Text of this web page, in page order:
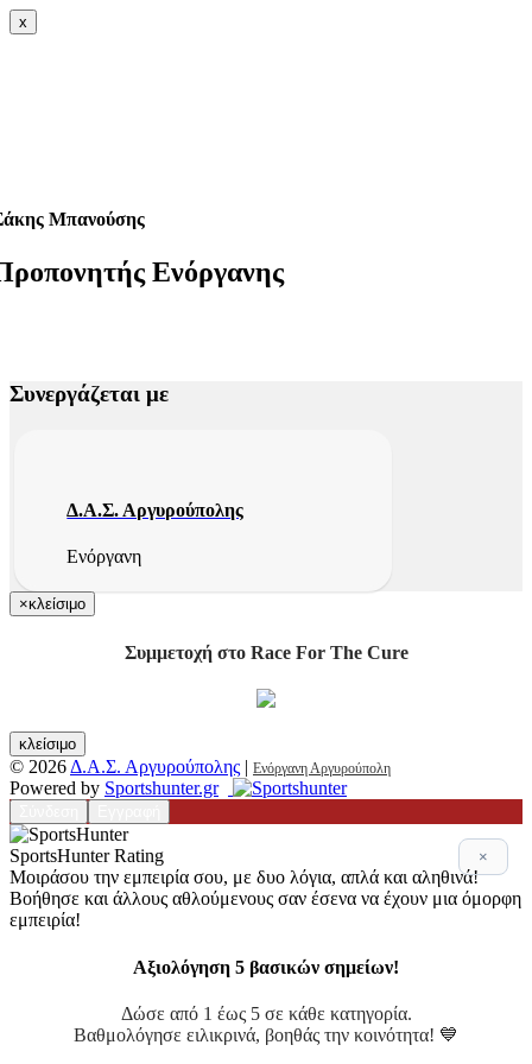
x
Μπανούσης
Ενόργανης
Συνεργάζεται με
Δ.Α.Σ. Αργυρούπολης
Ενόργανη
×κλείσιμο
Συμμετοχή στο Race For The Cure
κλείσιμο
© 2026Δ.Α.Σ. Αργυρούπολης | Ενόργανη Αργυρούπολη
Powered by Sportshunter.gr
×
SportsHunter Rating
Μοιράσου την εμπειρία σου, με δυο λόγια, απλά και αληθινά!
Βοήθησε και άλλους αθλούμενους σαν έσενα να έχουν μια όμορφη
εμπειρία!
Αξιολόγηση 5 βασικών σημείων!
Δώσε από 1 έως 5 σε κάθε κατηγορία.
Βαθμολόγησε ειλικρινά, βοηθάς την κοινότητα! 💙